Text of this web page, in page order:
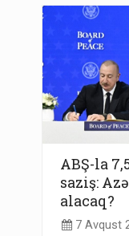
ABŞ-la
saziş:
alacaq?
7 Avqust